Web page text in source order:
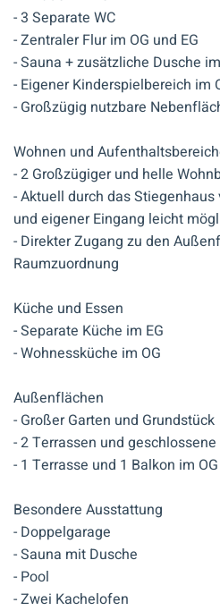
- 3 Separate WC
- Zentraler Flur im OG und EG
- Sauna + zusätzliche Dusche
- Eigener Kinderspielbereich im
- Großzügig nutzbare
Wohnen und
- 2 Großzügiger und helle
- Aktuell durch das
und eigener Eingang leicht
- Direkter Zugang zu den
Raumzuordnung
Küche und Essen
- Separate Küche im EG
- Wohnessküche im OG
Außenflächen
- Großer Garten und Grundstück
- 2 Terrassen und geschlossene
- 1 Terrasse und 1 Balkon im OG
Besondere Ausstattung
- Doppelgarage
- Sauna mit Dusche
- Pool
- Zwei Kachelofen